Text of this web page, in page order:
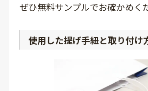
ぜひ無料サンプルでお確かめく
使用した提げ手紐と取り付け